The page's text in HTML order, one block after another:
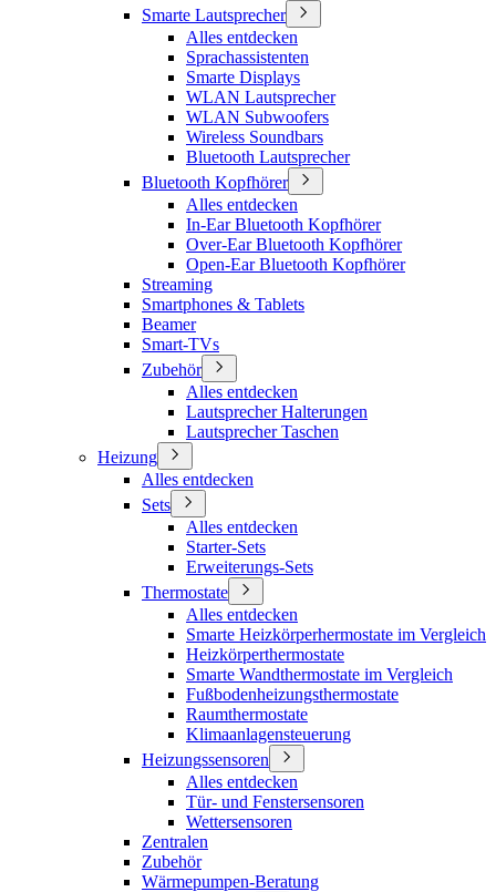
Smarte Lautsprecher
Alles entdecken
Sprachassistenten
Smarte Displays
WLAN Lautsprecher
WLAN Subwoofers
Wireless Soundbars
Bluetooth Lautsprecher
Bluetooth Kopfhörer
Alles entdecken
In-Ear Bluetooth Kopfhörer
Over-Ear Bluetooth Kopfhörer
Open-Ear Bluetooth Kopfhörer
Streaming
Smartphones & Tablets
Beamer
Smart-TVs
Zubehör
Alles entdecken
Lautsprecher Halterungen
Lautsprecher Taschen
Heizung
Alles entdecken
Sets
Alles entdecken
Starter-Sets
Erweiterungs-Sets
Thermostate
Alles entdecken
Smarte Heizkörperhermostate im Vergleich
Heizkörperthermostate
Smarte Wandthermostate im Vergleich
Fußbodenheizungsthermostate
Raumthermostate
Klimaanlagensteuerung
Heizungssensoren
Alles entdecken
Tür- und Fenstersensoren
Wettersensoren
Zentralen
Zubehör
Wärmepumpen-Beratung